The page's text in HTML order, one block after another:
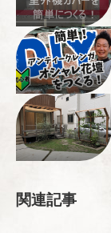
関連記事